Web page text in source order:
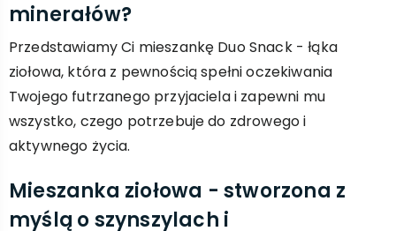
minerałów?
Przedstawiamy Ci mieszankę Duo Snack - łąka
ziołowa, która z pewnością spełni oczekiwania
Twojego futrzanego przyjaciela i zapewni mu
wszystko, czego potrzebuje do zdrowego i
aktywnego życia.
Mieszanka ziołowa - stworzona z
myślą o szynszylach i